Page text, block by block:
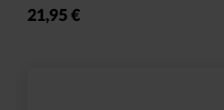
21,95 €